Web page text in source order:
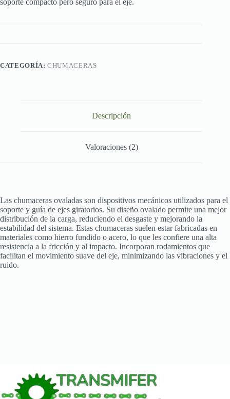
CATEGORÍA:CHUMACERAS
Descripción
Valoraciones (2)
Las chumaceras ovaladas son dispositivos mecánicos utilizados para el
soporte y guía de ejes giratorios. Su diseño ovalado permite una mejor
distribución de la carga, reduciendo el desgaste y mejorando la
estabilidad del sistema. Estas chumaceras suelen estar fabricadas en
materiales como hierro fundido o acero, lo que les confiere una alta
resistencia a la fricción y al impacto. Incorporan rodamientos que
facilitan el movimiento suave del eje, minimizando las vibraciones y el
ruido.